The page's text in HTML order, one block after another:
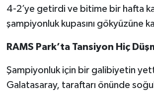
4-2’ye getirdi ve bitime bir hafta
şampiyonluk kupasını gökyüzüne
​RAMS Park’ta Tansiyon Hiç
​Şampiyonluk için bir galibiyetin
Galatasaray, taraftarı önünde